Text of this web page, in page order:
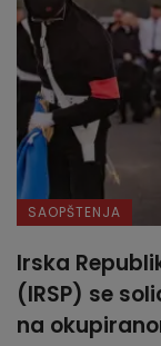
SAOPŠTENJA
Irska
(IRSP) se
na